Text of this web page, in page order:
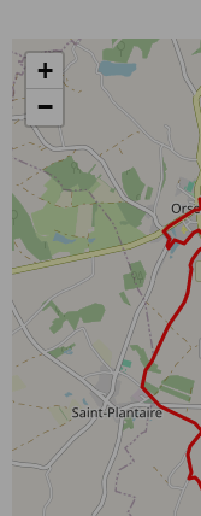
+
−